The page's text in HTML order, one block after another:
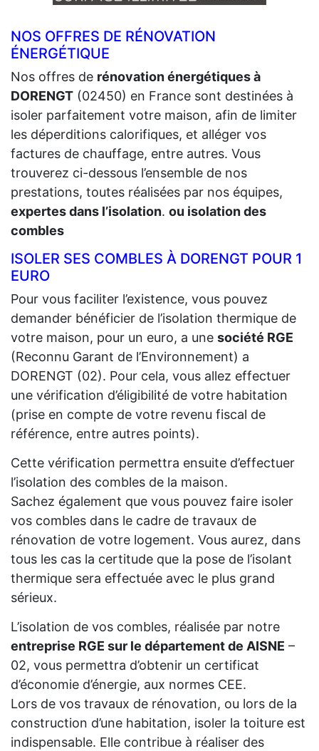
NOS OFFRES DE RÉNOVATION
ÉNERGÉTIQUE
Nos offres de rénovation énergétiques à
DORENGT (02450) en France sont destinées à
isoler parfaitement votre maison, afin de limiter
les déperditions calorifiques, et alléger vos
factures de chauffage, entre autres. Vous
trouverez ci-dessous l’ensemble de nos
prestations, toutes réalisées par nos équipes,
expertes dans l’isolation. ou isolation des
combles
ISOLER SES COMBLES À DORENGT POUR 1
EURO
Pour vous faciliter l’existence, vous pouvez
demander bénéficier de l’isolation thermique de
votre maison, pour un euro, a une société RGE
(Reconnu Garant de l’Environnement) a
DORENGT (02). Pour cela, vous allez effectuer
une vérification d’éligibilité de votre habitation
(prise en compte de votre revenu fiscal de
référence, entre autres points).
Cette vérification permettra ensuite d’effectuer
l’isolation des combles de la maison.
Sachez également que vous pouvez faire isoler
vos combles dans le cadre de travaux de
rénovation de votre logement. Vous aurez, dans
tous les cas la certitude que la pose de l’isolant
thermique sera effectuée avec le plus grand
sérieux.
L’isolation de vos combles, réalisée par notre
entreprise RGE sur le département de AISNE –
02, vous permettra d’obtenir un certificat
d’économie d’énergie, aux normes CEE.
Lors de vos travaux de rénovation, ou lors de la
construction d’une habitation, isoler la toiture est
indispensable. Elle contribue à réaliser des